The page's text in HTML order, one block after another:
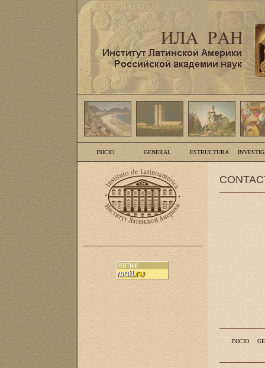
INICIO GENERAL ESTRUCTURA
INICIO